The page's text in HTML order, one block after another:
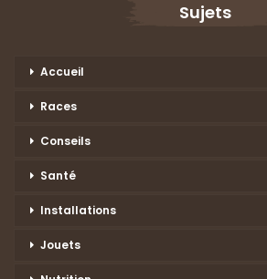
Sujets
Accueil
Races
Conseils
Santé
Installations
Jouets